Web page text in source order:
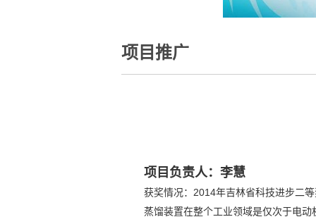
项目推广
项目负责人：李慧
获奖情况：2014年吉林省科技进步二
蒸馏装置在整个工业领域是仅次于电